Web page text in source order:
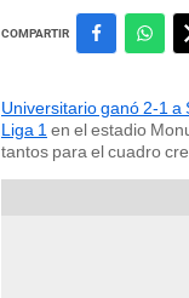
COMPARTIR
Universitario ganó 2-1 a
Liga 1en el estadio
tantos para el cuadro